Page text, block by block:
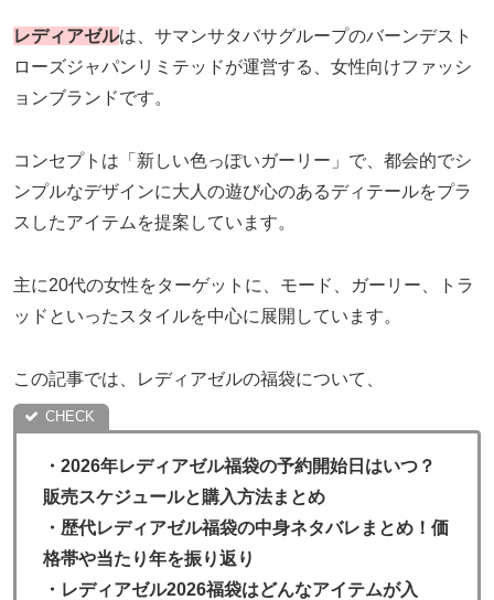
レディアゼルは、サマンサタバサグループのバーンデスト
ローズジャパンリミテッドが運営する、女性向けファッシ
ョンブランドです。
コンセプトは「新しい色っぽいガーリー」で、都会的でシ
ンプルなデザインに大人の遊び心のあるディテールをプラ
スしたアイテムを提案しています。
主に20代の女性をターゲットに、モード、ガーリー、トラ
ッドといったスタイルを中心に展開しています。
この記事では、レディアゼルの福袋について、
・ 2026年レディアゼル福袋の予約開始日はいつ？
販売スケジュールと購入方法まとめ
・歴代レディアゼル福袋の中身ネタバレまとめ！価
格帯や当たり年を振り返り
・レディアゼル2026福袋はどんなアイテムが入